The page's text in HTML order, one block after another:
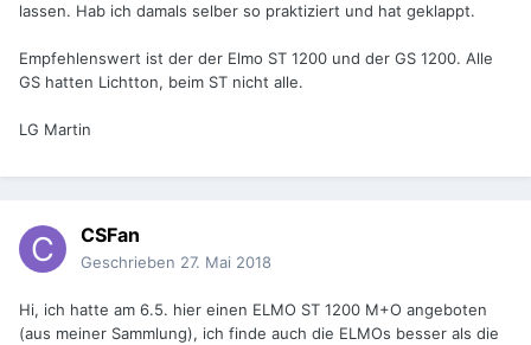
lassen. Hab ich damals selber so praktiziert und hat geklappt.
Empfehlenswert ist der der Elmo ST 1200 und der GS 1200. Alle
GS hatten Lichtton, beim ST nicht alle.
LG Martin
CSFan
Geschrieben 27. Mai 2018
Hi, ich hatte am 6.5. hier einen ELMO ST 1200 M+O angeboten
(aus meiner Sammlung), ich finde auch die ELMOs besser als die